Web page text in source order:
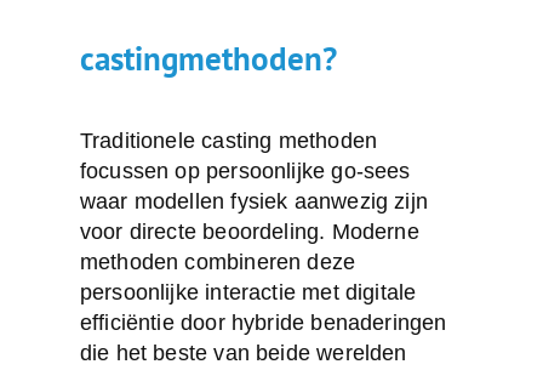
castingmethoden?
Traditionele casting methoden
focussen op persoonlijke go-sees
waar modellen fysiek aanwezig zijn
voor directe beoordeling. Moderne
methoden combineren deze
persoonlijke interactie met digitale
efficiëntie door hybride benaderingen
die het beste van beide werelden